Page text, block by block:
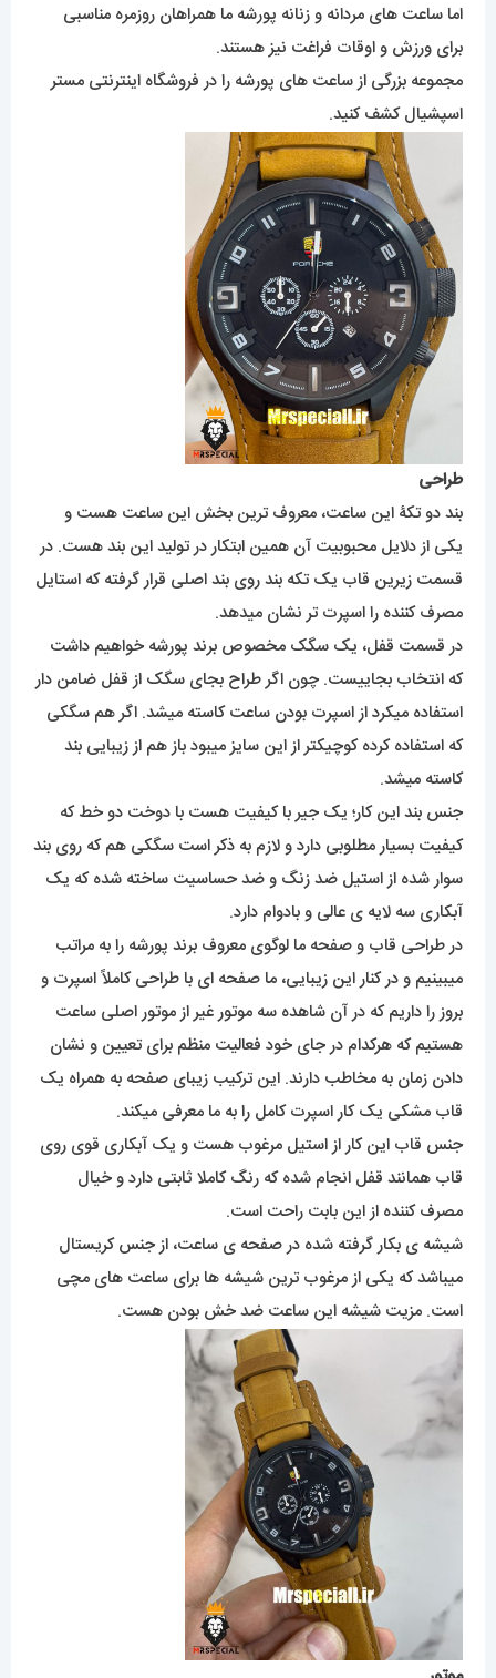
اما ساعت های مردانه و زنانه پورشه ما همراهان روزمره مناسبی
برای ورزش و اوقات فراغت نیز هستند.
مجموعه بزرگی از ساعت های پورشه را در فروشگاه اینترنتی مستر
اسپشیال کشف کنید.
طراحی
بند دو تکۀ این ساعت، معروف ترین بخش این ساعت هست و
یکی از دلایل محبوبیت آن همین ابتکار در تولید این بند هست. در
قسمت زیرین قاب یک تکه بند روی بند اصلی قرار گرفته که استایل
مصرف کننده را اسپرت تر نشان میدهد.
در قسمت قفل، یک سگک مخصوص برند پورشه خواهیم داشت
که انتخاب بجاییست. چون اگر طراح بجای سگک از قفل ضامن دار
استفاده میکرد از اسپرت بودن ساعت کاسته میشد. اگر هم سگکی
که استفاده کرده کوچیکتر از این سایز میبود باز هم از زیبایی بند
کاسته میشد.
جنس بند این کار؛ یک جیر با کیفیت هست با دوخت دو خط که
کیفیت بسیار مطلوبی دارد و لازم به ذکر است سگکی هم که روی بند
سوار شده از استیل ضد زنگ و ضد حساسیت ساخته شده که یک
آبکاری سه لایه ی عالی و بادوام دارد.
در طراحی قاب و صفحه ما لوگوی معروف برند پورشه را به مراتب
میبینیم و در کنار این زیبایی، ما صفحه ای با طراحی کاملاً اسپرت و
بروز را داریم که در آن شاهده سه موتور غیر از موتور اصلی ساعت
هستیم که هرکدام در جای خود فعالیت منظم برای تعیین و نشان
دادن زمان به مخاطب دارند. این ترکیب زیبای صفحه به همراه یک
قاب مشکی یک کار اسپرت کامل را به ما معرفی میکند.
جنس قاب این کار از استیل مرغوب هست و یک آبکاری قوی روی
قاب همانند قفل انجام شده که رنگ کاملا ثابتی دارد و خیال
مصرف کننده از این بابت راحت است.
شیشه ی بکار گرفته شده در صفحه ی ساعت، از جنس کریستال
میباشد که یکی از مرغوب ترین شیشه ها برای ساعت های مچی
است. مزیت شیشه این ساعت ضد خش بودن هست.